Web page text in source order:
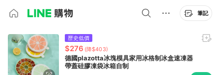
筆記
歷史低價
$276 (降$403)
德國plazotta冰塊模具家用冰格制冰盒速凍器
帶蓋硅膠凍袋冰箱自制